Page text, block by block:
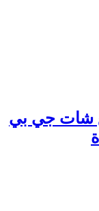
شات جي بي